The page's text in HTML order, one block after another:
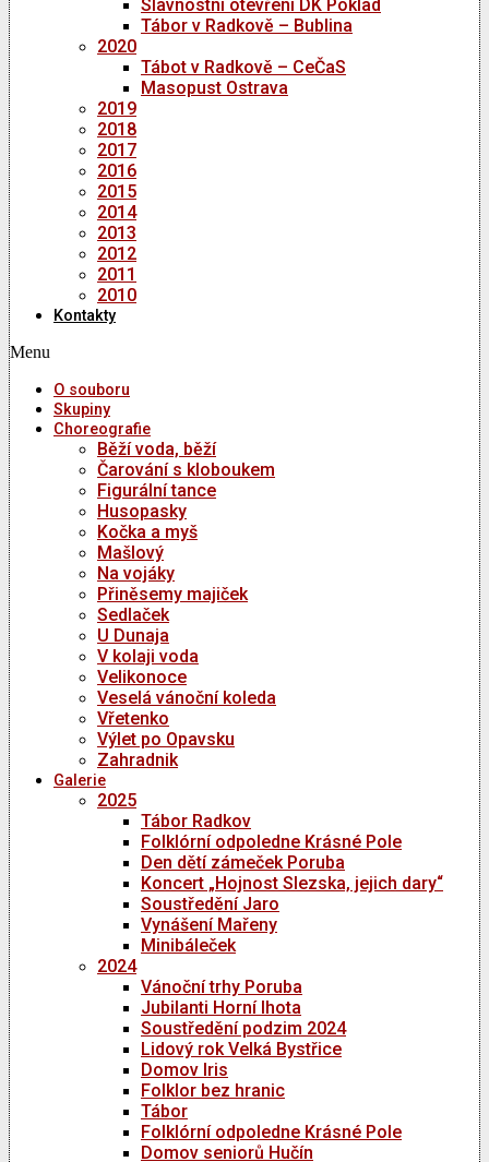
Slavnostní otevření DK Poklad
Tábor v Radkově – Bublina
2020
Tábot v Radkově – CeČaS
Masopust Ostrava
2019
2018
2017
2016
2015
2014
2013
2012
2011
2010
Kontakty
Menu
O souboru
Skupiny
Choreografie
Běží voda, běží
Čarování s kloboukem
Figurální tance
Husopasky
Kočka a myš
Mašlový
Na vojáky
Přiněsemy majiček
Sedlaček
U Dunaja
V kolaji voda
Velikonoce
Veselá vánoční koleda
Vřetenko
Výlet po Opavsku
Zahradnik
Galerie
2025
Tábor Radkov
Folklórní odpoledne Krásné Pole
Den dětí zámeček Poruba
Koncert „Hojnost Slezska, jejich dary“
Soustředění Jaro
Vynášení Mařeny
Minibáleček
2024
Vánoční trhy Poruba
Jubilanti Horní lhota
Soustředění podzim 2024
Lidový rok Velká Bystřice
Domov Iris
Folklor bez hranic
Tábor
Folklórní odpoledne Krásné Pole
Domov seniorů Hučín